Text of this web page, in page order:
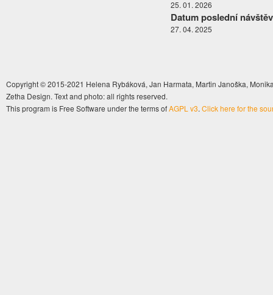
25. 01. 2026
Datum poslední
27. 04. 2025
Copyright © 2015-2021 Helena Rybáková, Jan Harmata, Martin Janoška,
Zetha Design. Text and photo: all rights reserved.
This program is Free Software under the terms ofAGPL v3. Click here for the